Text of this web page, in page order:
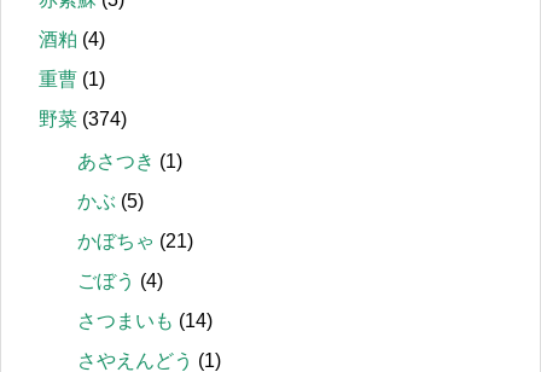
酒粕 (4)
重曹 (1)
野菜 (374)
あさつき (1)
かぶ (5)
かぼちゃ (21)
ごぼう (4)
さつまいも (14)
さやえんどう (1)